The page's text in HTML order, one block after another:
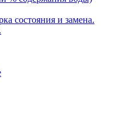
состояния и замена.